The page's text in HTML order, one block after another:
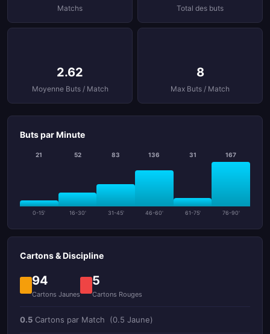
Matchs Total des buts
2.62
Moyenne Buts / Match
8
Max Buts / Match
Buts par Minute
21
0-15'
52
16-30'
83
31-45'
136
46-60'
31
61-75'
167
76-90'
Cartons & Discipline
94
Cartons Jaunes
5
Cartons Rouges
0.5 Cartons par Match (0.5 Jaune)